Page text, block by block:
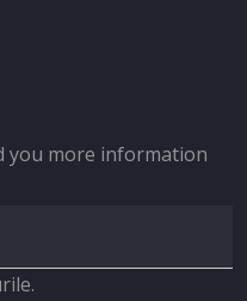
you more information